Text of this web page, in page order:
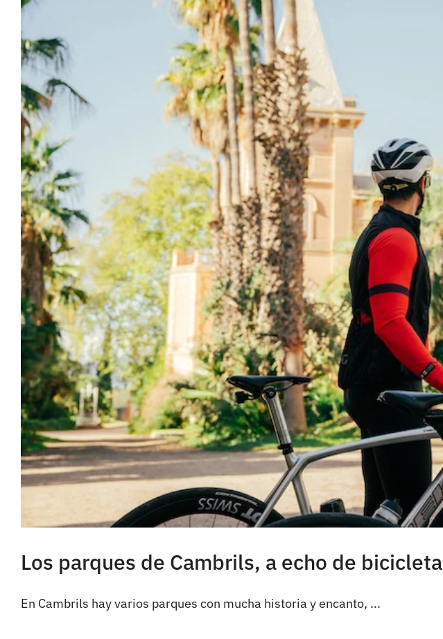
Los parques de Cambrils, a echo de bicicleta
En Cambrils hay varios parques con mucha historia y encanto, ...